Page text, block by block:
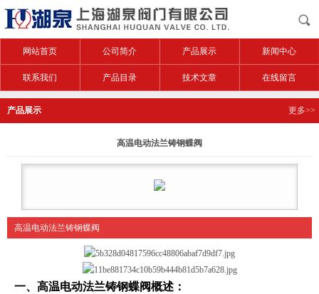
网站首页 公司简介 产品展示 新闻中心
联系我们 产品目录 技术文章 在线留言
产品展示 更多>>
高温电动法兰铸钢蝶阀
高温电动法兰铸钢蝶阀
一、 高温电动法兰铸钢蝶阀概述：